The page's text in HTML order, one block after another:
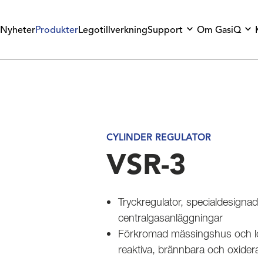
NyheterProdukterLegotillverkningSupport Om GasiQ
CYLINDER REGULATOR
VSR-3
Tryckregulator,
centralgasanläggningar
Förkromad mässingshus och
reaktiva, brännbara och